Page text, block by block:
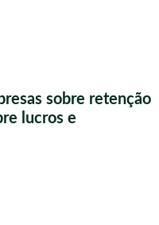
sobre retenção
lucros e